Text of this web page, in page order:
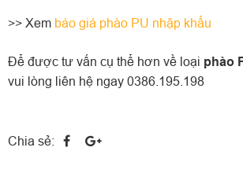
>> Xem báo giá phào PU nhập khẩu
Để được tư vấn cụ thể hơn về loại phào
vui lòng liên hệ ngay 0386.195.198
Chia sẻ: